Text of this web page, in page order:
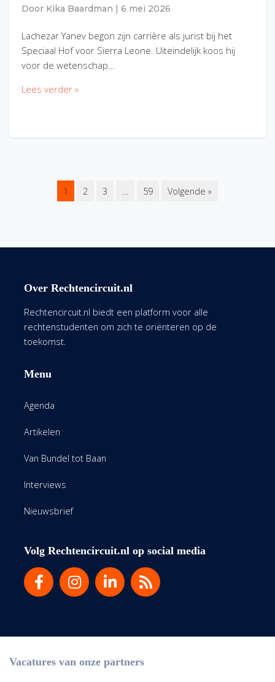
Door Kika Baardman 6 mei 2026
Lachezar Yanev begon zijn carrière als jurist bij het
Speciaal Hof voor Sierra Leone. Uiteindelijk koos hij
voor de wetenschap…
Lees verder »
1 2 3 … 59 Volgende »
Over Rechtencircuit.nl
Rechtencircuit.nl biedt een platform voor alle
rechtenstudenten om zich te oriënteren op de
toekomst.
Menu
Agenda
Artikelen
Van Bundel tot Baan
Interviews
Nieuwsbrief
Volg Rechtencircuit.nl op social media
Vacatures van onze partners